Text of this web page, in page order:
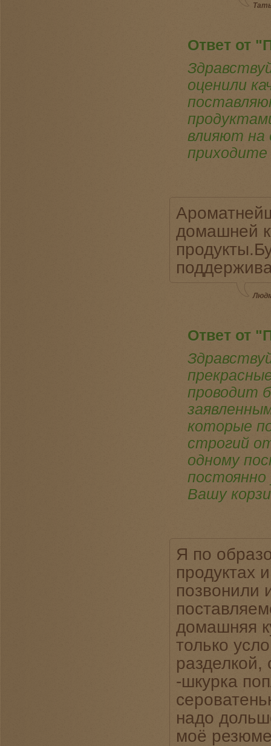
Ответ от
оценили
влияют на
приходите
домашней
Ответ от
проводит
которые
строгий
одному
постоянно
Вашу
Я по
продуктах
позвонили
домашняя
только
-шкурка
надо
моё